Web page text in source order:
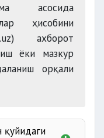
асосида
ҳисобини
ахборот
ёки мазкур
орқали
қуйидаги